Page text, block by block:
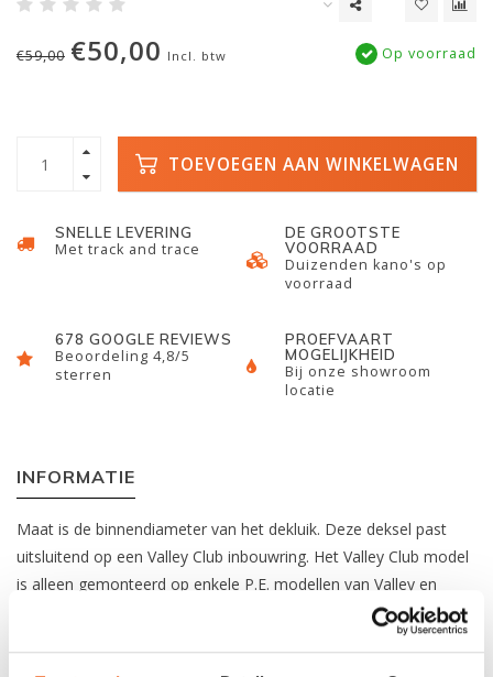
€59,00 €50,00 Incl. btw Op voorraad
TOEVOEGEN AAN WINKELWAGEN
SNELLE LEVERING
Met track and trace
DE GROOTSTE
VOORRAAD
Duizenden kano's op
voorraad
678 GOOGLE REVIEWS
Beoordeling 4,8/5
sterren
PROEFVAART
MOGELIJKHEID
Bij onze showroom
locatie
INFORMATIE
Maat is de binnendiameter van het dekluik. Deze deksel past
uitsluitend op een Valley Club inbouwring. Het Valley Club model
is alleen gemonteerd op enkele P.E. modellen van Valley en
Hiervindt u een handig overzicht van elke kajak en de